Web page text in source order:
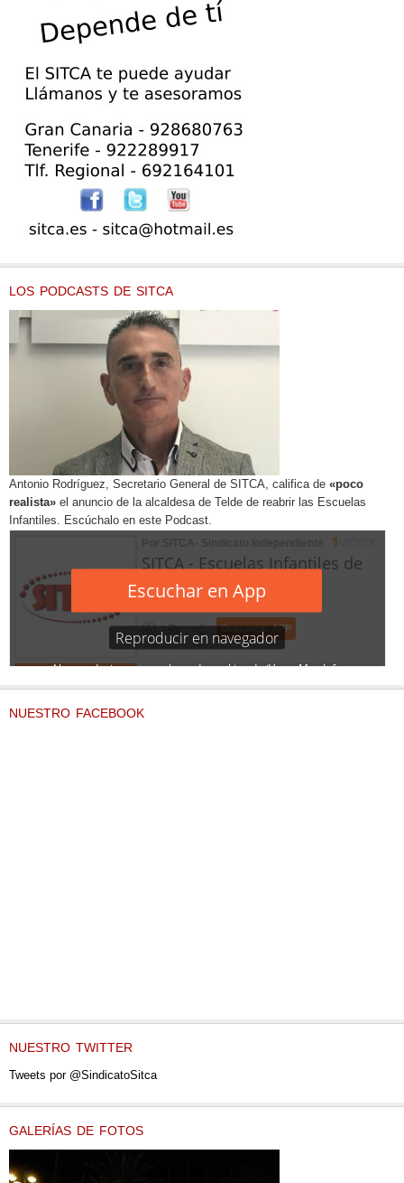
LOS PODCASTS DE SITCA
Antonio Rodríguez, Secretario General de SITCA, califica de «poco
realista» el anuncio de la alcaldesa de Telde de reabrir las Escuelas
Infantiles. Escúchalo en este Podcast.
NUESTRO FACEBOOK
NUESTRO TWITTER
Tweets por @SindicatoSitca
GALERÍAS DE FOTOS